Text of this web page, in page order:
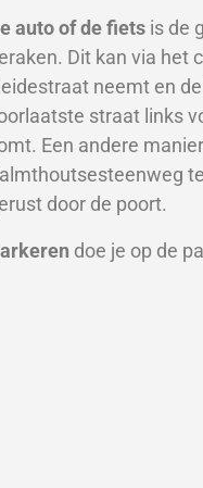
auto of de fiets is de
Dit kan via het
neemt en
straat links
Een andere
door de poort.
doe je op de